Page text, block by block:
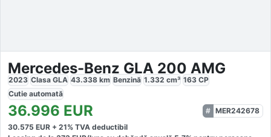
Mercedes-Benz GLA 200 AMG
2023 Clasa GLA 43.338 km Benzină 1.332 cm³ 163 CP
Cutie automată
36.996 EUR
MER242678
30.575 EUR + 21% TVA deductibil